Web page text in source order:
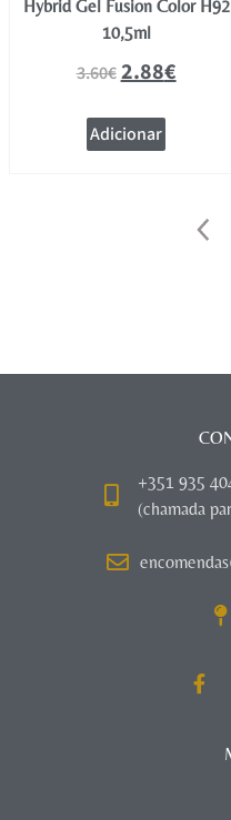
Hybrid Gel Fusion Color H92
10,5ml
3.60€2.88€
Adicionar
+351 935
(chamada